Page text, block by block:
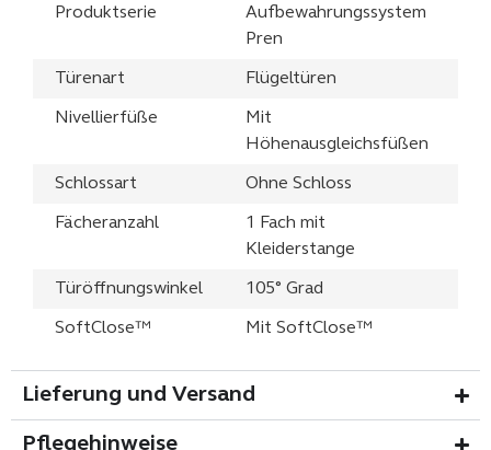
Produktserie
Aufbewahrungssystem
Pren
Türenart Flügeltüren
Nivellierfüße
Mit
Höhenausgleichsfüßen
Schlossart Ohne Schloss
Fächeranzahl
1 Fach mit
Kleiderstange
Türöffnungswinkel 105° Grad
SoftClose™ Mit SoftClose™
Lieferung und Versand
Pflegehinweise